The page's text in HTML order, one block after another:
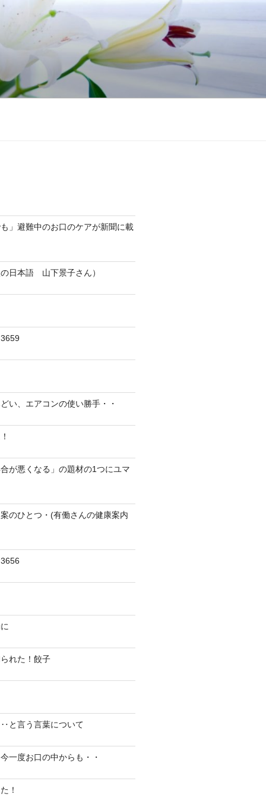
も」避難中のお口のケアが新聞に載
日本語 山下景子さん）
い、エアコンの使い勝手・・
が悪くなる」の題材の1つにユマ
のひとつ・(有働さんの健康案内
られた！餃子
と言う言葉について
一度お口の中からも・・
！